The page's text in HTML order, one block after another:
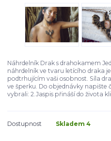
Náhrdelník Drak s drahokamem
náhrdelník ve tvaru letícího draka
podtrhujícím vaši osobnost. Síla
ve šperku. Do objednávky napište
vybrali: 2.Jaspis přináší do života
Dostupnost Skladem 4